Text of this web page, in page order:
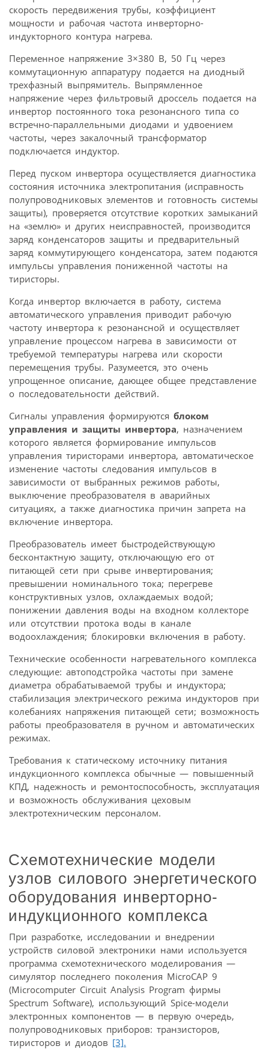
скорость передвижения трубы, коэффициент
мощности и рабочая частота инверторно-
индукторного контура нагрева.
Переменное напряжение 3×380 В, 50 Гц через
коммутационную аппаратуру подается на диодный
трехфазный выпрямитель. Выпрямленное
напряжение через фильтровый дроссель подается на
инвертор постоянного тока резонансного типа со
встречно-параллельными диодами и удвоением
частоты, через закалочный трансформатор
подключается индуктор.
Перед пуском инвертора осуществляется диагностика
состояния источника электропитания (исправность
полупроводниковых элементов и готовность системы
защиты), проверяется отсутствие коротких замыканий
на «землю» и других неисправностей, производится
заряд конденсаторов защиты и предварительный
заряд коммутирующего конденсатора, затем подаются
импульсы управления пониженной частоты на
тиристоры.
Когда инвертор включается в работу, система
автоматического управления приводит рабочую
частоту инвертора к резонансной и осуществляет
управление процессом нагрева в зависимости от
требуемой температуры нагрева или скорости
перемещения трубы. Разумеется, это очень
упрощенное описание, дающее общее представление
о последовательности действий.
Сигналы управления формируются блоком
управления и защиты инвертора, назначением
которого является формирование импульсов
управления тиристорами инвертора, автоматическое
изменение частоты следования импульсов в
зависимости от выбранных режимов работы,
выключение преобразователя в аварийных
ситуациях, а также диагностика причин запрета на
включение инвертора.
Преобразователь имеет быстродействующую
бесконтактную защиту, отключающую его от
питающей сети при срыве инвертирования;
превышении номинального тока; перегреве
конструктивных узлов, охлаждаемых водой;
понижении давления воды на входном коллекторе
или отсутствии протока воды в канале
водоохлаждения; блокировки включения в работу.
Технические особенности нагревательного комплекса
следующие: автоподстройка частоты при замене
диаметра обрабатываемой трубы и индуктора;
стабилизация электрического режима индукторов при
колебаниях напряжения питающей сети; возможность
работы преобразователя в ручном и автоматических
режимах.
Требования к статическому источнику питания
индукционного комплекса обычные — повышенный
КПД, надежность и ремонтоспособность, эксплуатация
и возможность обслуживания цеховым
электротехническим персоналом.
Схемотехнические модели
узлов силового энергетического
оборудования инверторно-
индукционного комплекса
При разработке, исследовании и внедрении
устройств силовой электроники нами используется
программа схемотехнического моделирования —
симулятор последнего поколения MicroCAP 9
(Microcomputer Circuit Analysis Program фирмы
Spectrum Software), использующий Spice-модели
электронных компонентов — в первую очередь,
полупроводниковых приборов: транзисторов,
тиристоров и диодов [3].